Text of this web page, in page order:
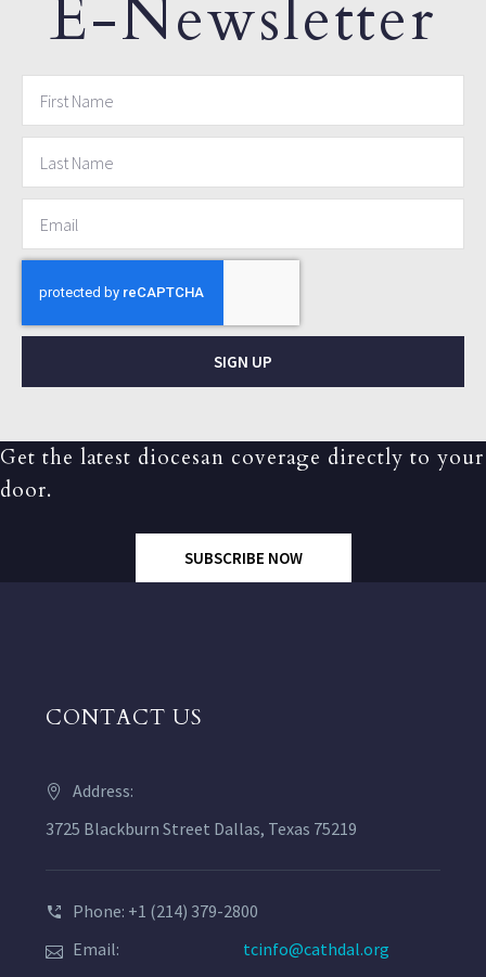
E-Newsletter
SIGN UP
Get the latest diocesan coverage directly to your
door.
SUBSCRIBE NOW
CONTACT US
Address:
3725 Blackburn Street Dallas, Texas 75219
Phone: +1 (214) 379-2800
Email:
tcinfo@cathdal.org